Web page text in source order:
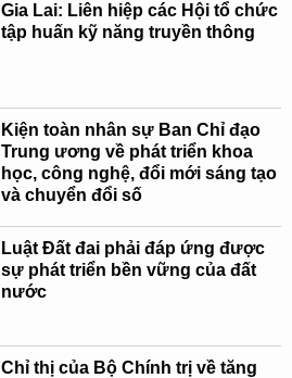
Gia Lai: Liên hiệp các Hội tổ chức
tập huấn kỹ năng truyền thông
Kiện toàn nhân sự Ban Chỉ đạo
Trung ương về phát triển khoa
học, công nghệ, đổi mới sáng tạo
và chuyển đổi số
Luật Đất đai phải đáp ứng được
sự phát triển bền vững của đất
nước
Chỉ thị của Bộ Chính trị về tăng